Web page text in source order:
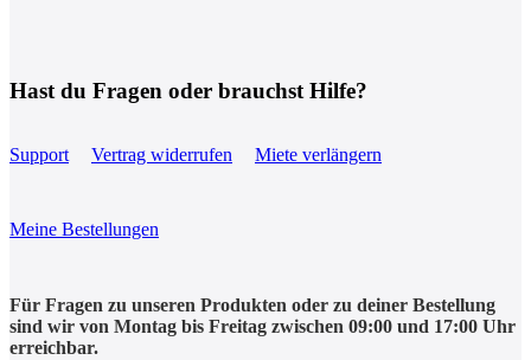
Hast du Fragen oder brauchst Hilfe?
Support Vertrag widerrufen Miete verlängern
Meine Bestellungen
Für Fragen zu unseren Produkten oder zu deiner Bestellung
sind wir von Montag bis Freitag zwischen 09:00 und 17:00 Uhr
erreichbar.